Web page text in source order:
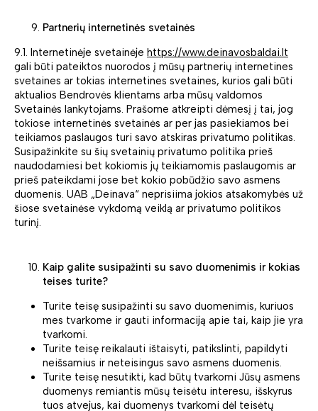
Partnerių internetinės svetainės
9.1. Internetinėje svetainėje https://www.deinavosbaldai.lt
gali būti pateiktos nuorodos į mūsų partnerių internetines
svetaines ar tokias internetines svetaines, kurios gali būti
aktualios Bendrovės klientams arba mūsų valdomos
Svetainės lankytojams. Prašome atkreipti dėmesį į tai, jog
tokiose internetinės svetainės ar per jas pasiekiamos bei
teikiamos paslaugos turi savo atskiras privatumo politikas.
Susipažinkite su šių svetainių privatumo politika prieš
naudodamiesi bet kokiomis jų teikiamomis paslaugomis ar
prieš pateikdami jose bet kokio pobūdžio savo asmens
duomenis. UAB „Deinava“ neprisiima jokios atsakomybės už
šiose svetainėse vykdomą veiklą ar privatumo politikos
turinį.
Kaip galite susipažinti su savo duomenimis ir kokias
teises turite?
Turite teisę susipažinti su savo duomenimis, kuriuos
mes tvarkome ir gauti informaciją apie tai, kaip jie yra
tvarkomi.
Turite teisę reikalauti ištaisyti, patikslinti, papildyti
neišsamius ir neteisingus savo asmens duomenis.
Turite teisę nesutikti, kad būtų tvarkomi Jūsų asmens
duomenys remiantis mūsų teisėtu interesu, išskyrus
tuos atvejus, kai duomenys tvarkomi dėl teisėtų